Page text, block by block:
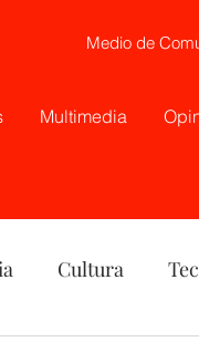
Medio de
Multimedia
Cultura